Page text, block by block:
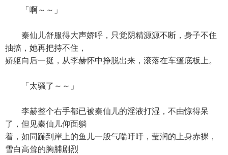
「啊～～」
秦仙儿舒服得大声娇呼，只觉阴精源源不断，身子不住
抽搐，她再把持不住，
娇躯向后一挺，从李赫怀中挣脱出来，滚落在车篷底板上。
「太骚了～～」
李赫整个右手都已被秦仙儿的淫液打湿，不由惊得呆
了，但见秦仙儿仰面躺
着，如同蹦到岸上的鱼儿一般气喘吁吁，莹润的上身赤裸，
雪白高耸的胸脯剧烈